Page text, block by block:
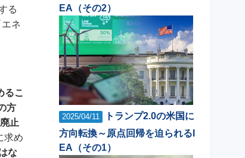
る
ネ
るこ
方
止
求め
な
EA（その2）
2025/04/11
トランプ2.0の米国に
方向転換～原点回帰を迫られるI
EA（その1）